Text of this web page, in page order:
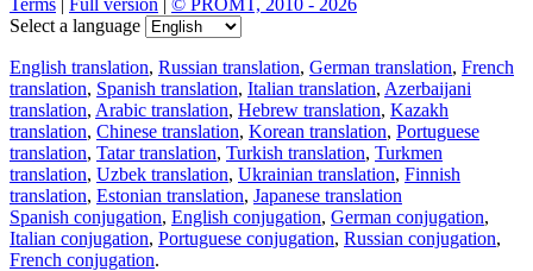
Select a language
English translation, Russian translation, German translation, French
translation, Spanish translation, Italian translation, Azerbaijani
translation, Arabic translation, Hebrew translation, Kazakh
translation, Chinese translation, Korean translation, Portuguese
translation, Tatar translation, Turkish translation, Turkmen
translation, Uzbek translation, Ukrainian translation, Finnish
translation, Estonian translation, Japanese translation
Spanish conjugation, English conjugation, German conjugation,
Italian conjugation, Portuguese conjugation, Russian conjugation,
French conjugation.